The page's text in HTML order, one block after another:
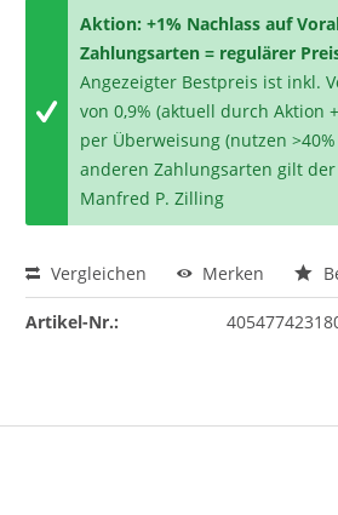
Aktion: +1% Nachlass auf
Zahlungsarten = regulärer
Angezeigter Bestpreis ist inkl.
von 0,9% (aktuell durch Aktion
per Überweisung (nutzen
anderen Zahlungsarten gilt
Manfred P. Zilling
Vergleichen Merken
Artikel-Nr.: